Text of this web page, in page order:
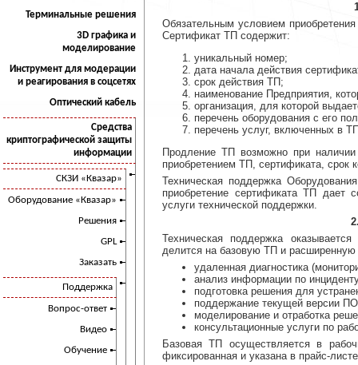
Терминальные решения
3D графика и
моделирование
Инструмент для модерации
и реагирования в соцсетях
Оптический кабель
Средства
криптографической защиты
информации
СКЗИ «Квазар»
Оборудование «Квазар»
Решения
GPL
Заказать
Поддержка
Вопрос-ответ
Видео
Обучение
Обязательным условием
Сертификат ТП содержит:
уникальный номер;
дата начала действия
срок действия ТП;
наименование Предприятия,
организация, для которой
перечень оборудования с его
перечень услуг, включенных в
Продление ТП возможно при
приобретением ТП, сертификата, срок
Техническая поддержка
приобретение сертификата ТП дает
услуги технической поддержки.
Техническая поддержка
делится на базовую ТП и
удаленная диагностика
анализ информации по
подготовка решения для
поддержание текущей версии
моделирование и отработка
консультационные услуги по
Базовая ТП осуществляется в
фиксированная и указана в прайс-